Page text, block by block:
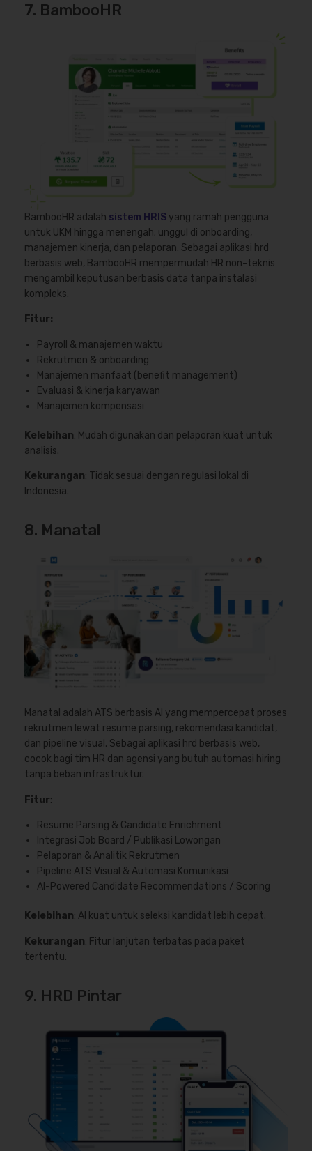
7. BambooHR
BambooHR adalah sistem HRIS yang ramah pengguna
untuk UKM hingga menengah; unggul di onboarding,
manajemen kinerja, dan pelaporan. Sebagai aplikasi hrd
berbasis web, BambooHR mempermudah HR non-teknis
mengambil keputusan berbasis data tanpa instalasi
kompleks.
Fitur:
Payroll & manajemen waktu
Rekrutmen & onboarding
Manajemen manfaat (benefit management)
Evaluasi & kinerja karyawan
Manajemen kompensasi
Kelebihan: Mudah digunakan dan pelaporan kuat untuk
analisis.
Kekurangan: Tidak sesuai dengan regulasi lokal di
Indonesia.
8. Manatal
Manatal adalah ATS berbasis AI yang mempercepat proses
rekrutmen lewat resume parsing, rekomendasi kandidat,
dan pipeline visual. Sebagai aplikasi hrd berbasis web,
cocok bagi tim HR dan agensi yang butuh automasi hiring
tanpa beban infrastruktur.
Fitur:
Resume Parsing & Candidate Enrichment
Integrasi Job Board / Publikasi Lowongan
Pelaporan & Analitik Rekrutmen
Pipeline ATS Visual & Automasi Komunikasi
AI-Powered Candidate Recommendations / Scoring
Kelebihan: AI kuat untuk seleksi kandidat lebih cepat.
Kekurangan: Fitur lanjutan terbatas pada paket
tertentu.
9. HRD Pintar